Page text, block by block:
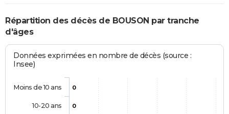
Répartition des décès de BOUSON par tranche
d'âges
Données exprimées en nombre de décès (source :
Insee)
0
0
Moins de 10 ans
10-20 ans